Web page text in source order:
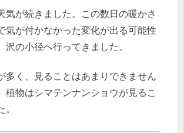
気が続きました。この数日の暖かさ
気が付かなかった変化が出る可能性
沢の小径へ行ってきました。
多く、見ることはあまりできません
植物はシマテンナンショウが見るこ
。